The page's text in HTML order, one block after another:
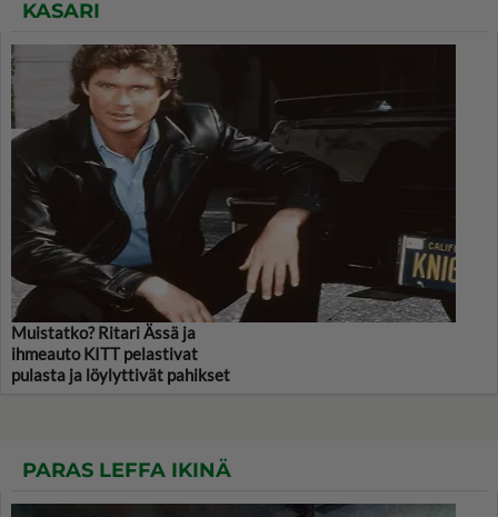
KASARI
Muistatko? Ritari Ässä ja
ihmeauto KITT pelastivat
pulasta ja löylyttivät pahikset
PARAS LEFFA IKINÄ